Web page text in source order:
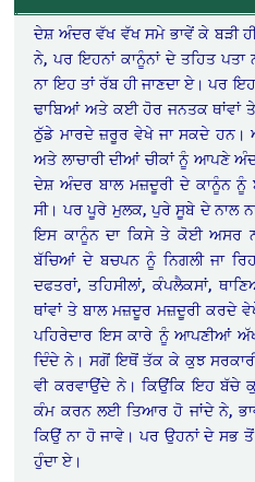
ਦੇਸ਼ ਅੰਦਰ ਵੱਖ ਵੱਖ ਸਮੇ ਭਾਵੇਂ ਕੇ ਬੜੀ
ਨੇ, ਪਰ ਇਹਨਾਂ ਕਾਨੂੰਨਾਂ ਦੇ ਤਹਿਤ
ਨਾ ਇਹ ਤਾਂ ਰੱਬ ਹੀ ਜਾਣਦਾ ਏ। ਪਰ
ਢਾਬਿਆਂ ਅਤੇ ਕਈ ਹੋਰ ਜਨਤਕ ਥਾਂਵਾਂ
ਠੁੱਡੇ ਮਾਰਦੇ ਜ਼ਰੂਰ ਵੇਖੇ ਜਾ ਸਕਦੇ ਹਨ।
ਅਤੇ ਲਾਚਾਰੀ ਦੀਆਂ ਚੀਕਾਂ ਨੂੰ ਆਪਣੇ
ਦੇਸ਼ ਅੰਦਰ ਬਾਲ ਮਜ਼ਦੂਰੀ ਦੇ ਕਾਨੂੰਨ ਨੂੰ
ਸੀ। ਪਰ ਪੂਰੇ ਮੁਲਕ, ਪੁਰੇ ਸੂਬੇ ਦੇ ਨਾਲ
ਇਸ ਕਾਨੂੰਨ ਦਾ ਕਿਸੇ ਤੇ ਕੋਈ ਅਸਰ
ਬੱਚਿਆਂ ਦੇ ਬਚਪਨ ਨੂੰ ਨਿਗਲੀ ਜਾ
ਦਫਤਰਾਂ, ਤਹਿਸੀਲਾਂ, ਕੰਪਲੈਕਸਾਂ,
ਥਾਂਵਾਂ ਤੇ ਬਾਲ ਮਜ਼ਦੂਰ ਮਜ਼ਦੂਰੀ ਕਰਦੇ
ਪਹਿਰੇਦਾਰ ਇਸ ਕਾਰੇ ਨੂੰ ਆਪਣੀਆਂ
ਦਿੰਦੇ ਨੇ। ਸਗੋਂ ਇਥੋਂ ਤੱਕ ਕੇ ਕੁਝ
ਵੀ ਕਰਵਾਉਂਦੇ ਨੇ। ਕਿਉਂਕਿ ਇਹ ਬੱਚੇ
ਕੰਮ ਕਰਨ ਲਈ ਤਿਆਰ ਹੋ ਜਾਂਦੇ ਨੇ,
ਕਿਉਂ ਨਾ ਹੋ ਜਾਵੇ। ਪਰ ਉਹਨਾਂ ਦੇ ਸਭ
ਹੁੰਦਾ ਏ।